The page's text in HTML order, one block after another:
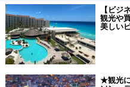
【ビジ
観光や
美しい
★観光